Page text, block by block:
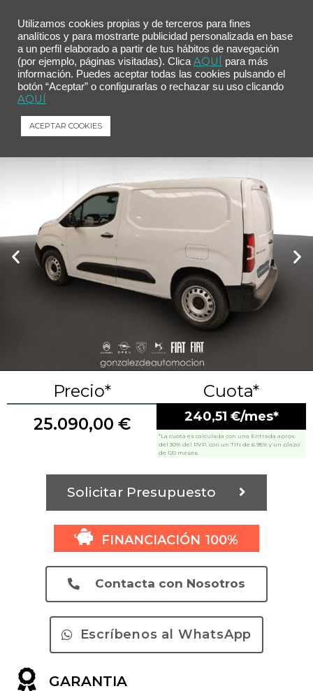
/Comprar tu coche/ Peugeot Partner e-Partner Furgón M Carg Inc 100kW 50kWh
Peugeot Partner e-Partner Furgón M
Carg Inc 100kW 50kWh
e-Partner Furgón M Carg Inc 100kW 50kWh
Precio*
25.090,00 €
Cuota*
240,51 €/mes*
*La cuota es calculada con una Entrada aprox.
del 30% del PVP, con un TIN de 6.95% y un plazo
de 120 meses.
Solicitar Presupuesto
FINANCIACIÓN 100%
Contacta con Nosotros
Escríbenos al WhatsApp
GARANTIA
Utilizamos cookies propias y de terceros para fines
analíticos y para mostrarte publicidad personalizada en base
a un perfil elaborado a partir de tus hábitos de navegación
(por ejemplo, páginas visitadas). Clica AQUÍ para más
información. Puedes aceptar todas las cookies pulsando el
botón “Aceptar” o configurarlas o rechazar su uso clicando
AQUÍ
ACEPTAR COOKIES